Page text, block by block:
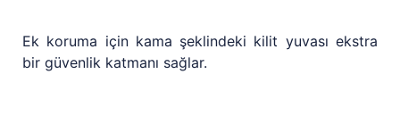
Ek koruma için kama şeklindeki kilit yuvası ekstra
bir güvenlik katmanı sağlar.